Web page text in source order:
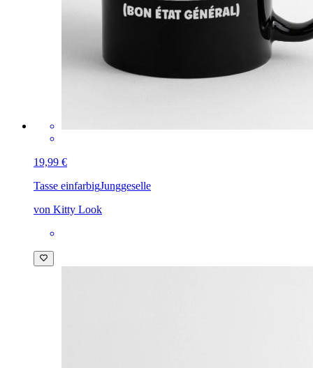
19,99 €
Tasse einfarbigJunggeselle
von Kitty Look